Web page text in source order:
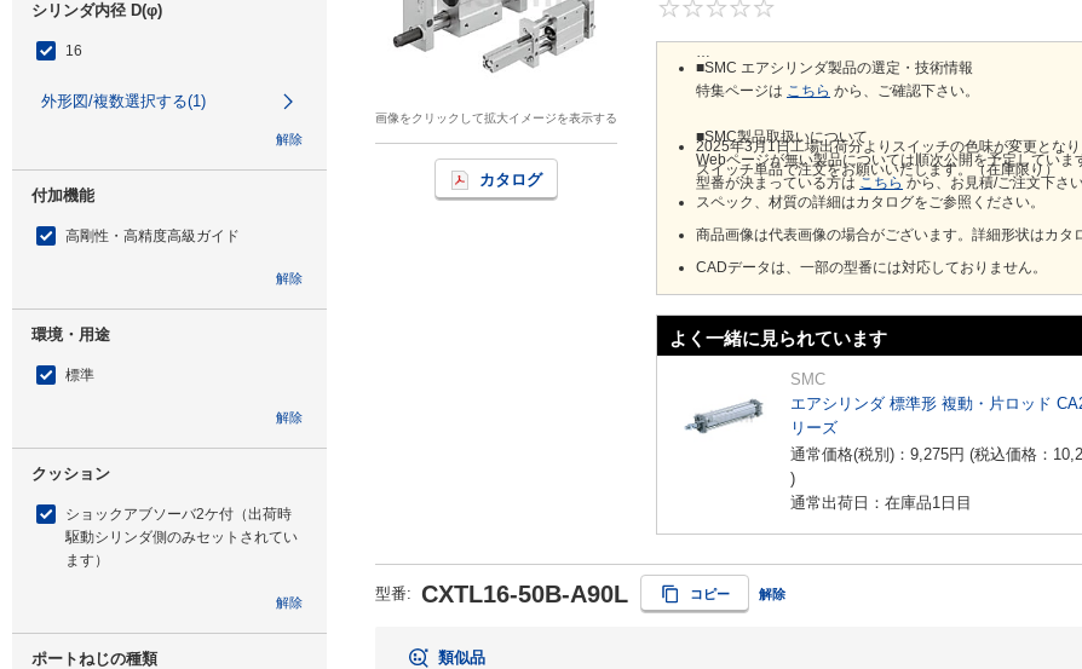
シリンダ内径 D(φ)
16
外形図/複数選択する(1)
解除
付加機能
高剛性・高精度高級ガイド
解除
環境・用途
標準
解除
クッション
ショックアブソーバ2ケ付（出荷時
駆動シリンダ側のみセットされてい
ます）
解除
ポートねじの種類
画像をクリックして拡大イメージを表示する
カタログ
■SMC エアシリンダ製品の選定・技術情報
特集ページは こちら から、ご確認下さい。
■SMC製品取扱いについて
Webページが無い製品については順次公開を予定していま
型番が決まっている方は こちら から、お見積/ご注文下さい
2025年3月1日工場出荷分よりスイッチの色味が変更とな
スイッチ単品で注文をお願いいたします。（在庫限り）
スペック、材質の詳細はカタログをご参照ください。
商品画像は代表画像の場合がございます。詳細形状はカタ
CADデータは、一部の型番には対応しておりません。
よく一緒に見られています
SMC
エアシリンダ 標準形 複動・片ロッド
リーズ
通常価格(税別)： 9,275円 (税込価格：
)
通常出荷日：在庫品1日目
型番: CXTL16-50B-A90L コピー 解除
類似品